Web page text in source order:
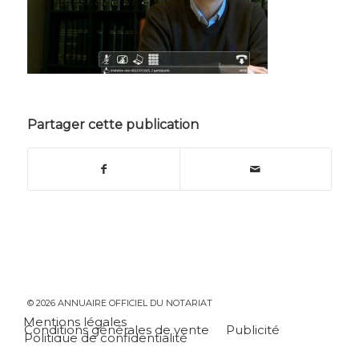
Partager cette publication
© 2026 ANNUAIRE OFFICIEL DU NOTARIAT
Mentions légales
Conditions générales de vente Publicité
Politique de confidentialité